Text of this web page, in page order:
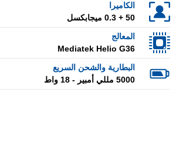
الكاميرا
50 + 0.3 ميجابكسل
المعالج
Mediatek Helio G36
البطارية والشحن السريع
5000 مللي أمبير - 18 واط